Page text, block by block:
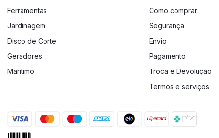
Ferramentas
Jardinagem
Disco de Corte
Geradores
Marítimo
Como comprar
Segurança
Envio
Pagamento
Troca e Devolução
Termos e serviços